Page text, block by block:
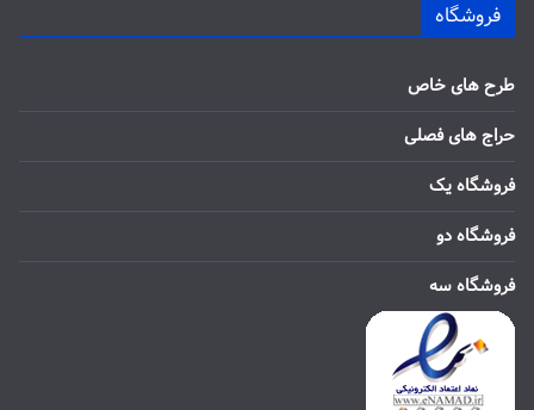
فروشگاه
طرح های خاص
حراج های فصلی
فروشگاه یک
فروشگاه دو
فروشگاه سه